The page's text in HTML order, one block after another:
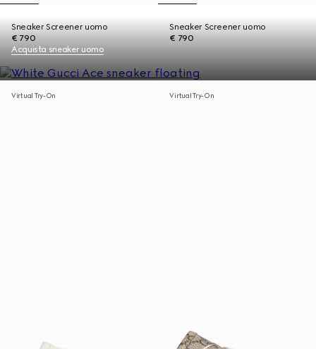
Sneaker Screener uomo
€ 790
Sneaker Screener uomo
€ 790
Acquista sneaker uomo
Virtual Try-On Virtual Try-On